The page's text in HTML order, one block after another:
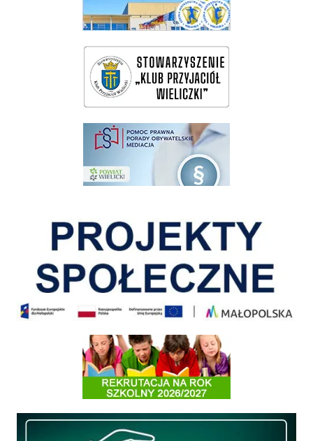
wieliczka-wieliczanie na bis
pomoc prawna wieliczka
Informacja o terminach rekrutacji na rok szkolny 2026/2027
Międzyzakładowa Kasa Zapomogowo - Pożyczkowa